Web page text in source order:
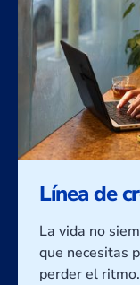
Línea de
La vida no
que necesitas
perder el ritmo.